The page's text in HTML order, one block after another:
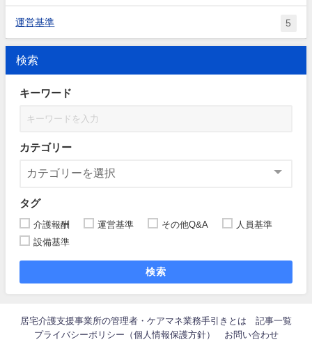
運営基準 5
検索
キーワード
カテゴリー
タグ
介護報酬 運営基準 その他Q&A
人員基準
設備基準
検索
居宅介護支援事業所の管理者・ケアマネ業務手引きとは
記事一覧
プライバシーポリシー（個人情報保護方針）
お問い合わせ